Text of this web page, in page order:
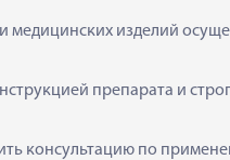
медицинских изделий
препарата и
консультацию по